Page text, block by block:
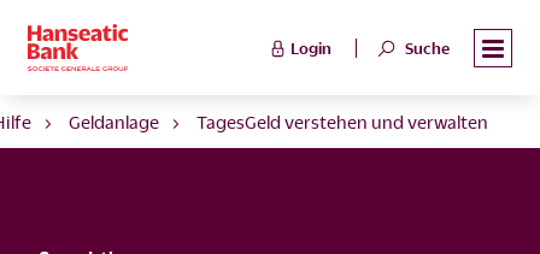
Login Suche
Geldanlage TagesGeld verstehen und verwalten